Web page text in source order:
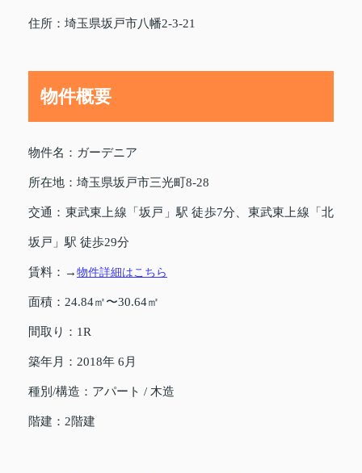
住所：埼玉県坂戸市八幡2-3-21
物件概要
物件名：ガーデニア
所在地：埼玉県坂戸市三光町8-28
交通：東武東上線「坂戸」駅 徒歩7分、東武東上線「北
坂戸」駅 徒歩29分
賃料：→物件詳細はこちら
面積：24.84㎡〜30.64㎡
間取り：1R
築年月：2018年 6月
種別/構造：アパート / 木造
階建：2階建